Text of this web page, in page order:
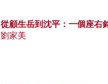
從顧生岳到沈平：一個座右
劉家美